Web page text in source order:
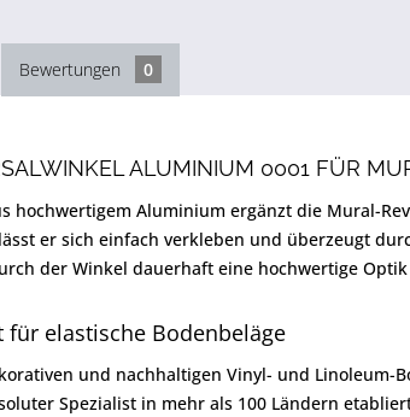
Bewertungen 0
ALUMINIUM 0001 FÜR
hochwertigem Aluminium ergänzt die Mural-
er sich einfach verkleben und überzeugt
der Winkel dauerhaft eine hochwertige
für elastische Bodenbeläge
und nachhaltigen Vinyl- und Linoleum-
Spezialist in mehr als 100 Ländern